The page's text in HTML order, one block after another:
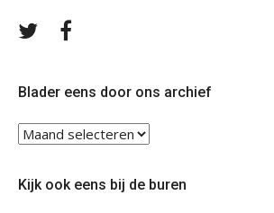
Volg
Blader eens door ons archief
Blader
ons
Kijk ook eens bij de buren